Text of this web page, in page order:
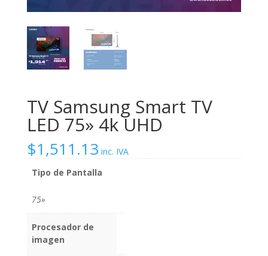
TV Samsung Smart TV
LED 75» 4k UHD
$1,511.13 inc. IVA
Tipo de Pantalla
75»
Procesador de
imagen